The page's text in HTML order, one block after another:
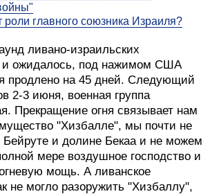
главного союзника Израиля?
ливано-израильских
и ожидалось, под нажимом США
продлено на 45 дней. Следующий
2-3 июня, военная группа
Прекращение огня связывает нам
"Хизбалле", мы почти не
и долине Бекаа и не можем
мере воздушное господство и
мощь. А ливанское
не могло разоружить "Хизбаллу",